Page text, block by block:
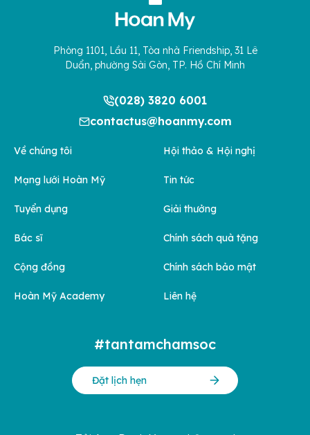
Phòng 1101, Lầu 11, Tòa nhà Friendship, 31 Lê
Duẩn, phường Sài Gòn, TP. Hồ Chí Minh
(028) 3820 6001
contactus@hoanmy.com
Về chúng tôi
Mạng lưới Hoàn Mỹ
Tuyển dụng
Bác sĩ
Cộng đồng
Hoàn Mỹ Academy
Hội thảo & Hội nghị
Tin tức
Giải thưởng
Chính sách quà tặng
Chính sách bảo mật
Liên hệ
#tantamchamsoc
Đặt lịch hẹn